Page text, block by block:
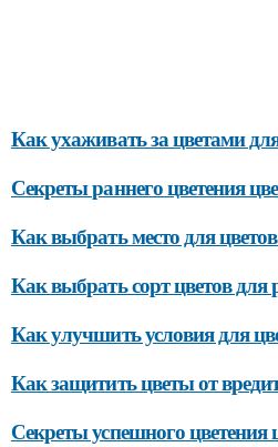
Как ухаживать за цветами
Секреты раннего цветения
Как выбрать место для
Как выбрать сорт цветов для
Как улучшить условия для
Как защитить цветы от
Секреты успешного цветения